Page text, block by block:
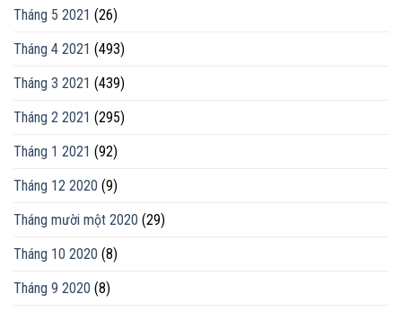
Tháng 5 2021 (26)
Tháng 4 2021 (493)
Tháng 3 2021 (439)
Tháng 2 2021 (295)
Tháng 1 2021 (92)
Tháng 12 2020 (9)
Tháng mười một 2020 (29)
Tháng 10 2020 (8)
Tháng 9 2020 (8)